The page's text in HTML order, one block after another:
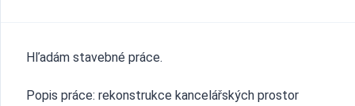
Hľadám stavebné práce.
Popis práce: rekonstrukce kancelářských prostor